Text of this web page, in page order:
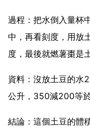
過程：把水倒入量杯
中，再看刻度，用放
度，最後就燃薯棗是
資料：沒放土豆的水
公升，350減200等
結論：這個土豆的體